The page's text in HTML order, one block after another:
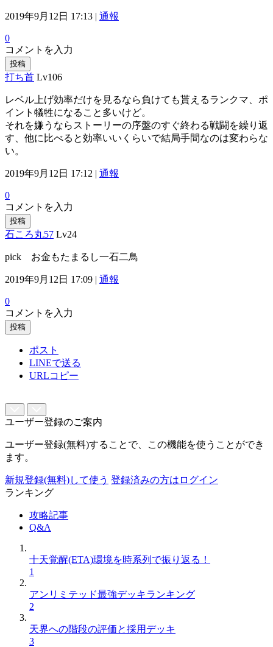
2019年9月12日 17:13 | 通報
0
コメントを入力
投稿
打ち首 Lv106
レベル上げ効率だけを見るなら負けても貰えるランクマ、ポ
イント犠牲になること多いけど。
それを嫌うならストーリーの序盤のすぐ終わる戦闘を繰り返
す、他に比べると効率いいくらいで結局手間なのは変わらな
い。
2019年9月12日 17:12 | 通報
0
コメントを入力
投稿
石ころ丸57 Lv24
pick お金もたまるし一石二鳥
2019年9月12日 17:09 | 通報
0
コメントを入力
投稿
ポスト
LINEで送る
URLコピー
ユーザー登録のご案内
ユーザー登録(無料)することで、この機能を使うことができ
ます。
新規登録(無料)して使う 登録済みの方はログイン
ランキング
攻略記事
Q&A
十天覚醒(ETA)環境を時系列で振り返る！
1
アンリミテッド最強デッキランキング
2
天界への階段の評価と採用デッキ
3